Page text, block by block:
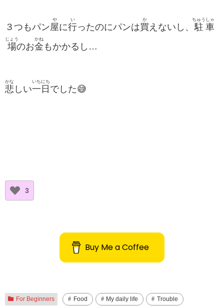
３つもパン屋
や
に行
い
ったのにパンは買
か
えないし、 駐
ちゅう
車
しゃ
場
じょう
のお金
かね
もかかるし…
悲
かな
しい一
いち
日
にち
でした😅
3
Buy Me a Coffee
For Beginners Food My daily life Trouble